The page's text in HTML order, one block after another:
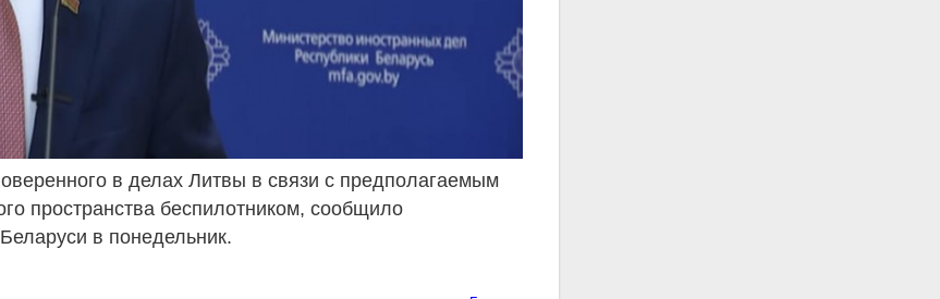
в делах Литвы в связи с предполагаемым
пространства беспилотником, сообщило
в понедельник.